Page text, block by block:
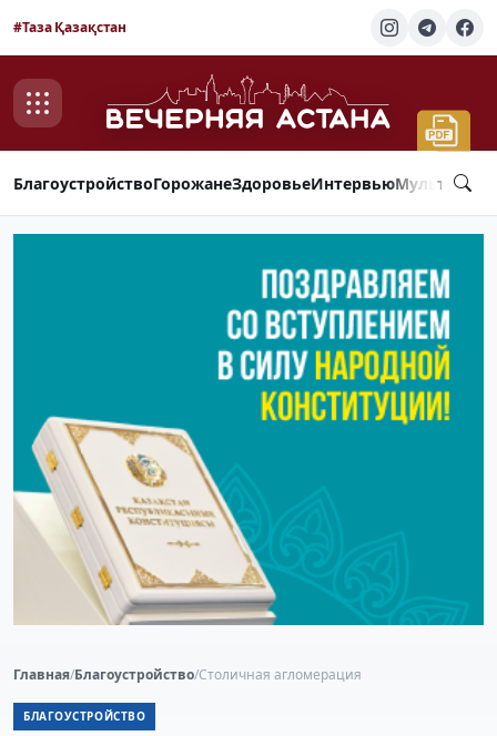
#Таза Қазақстан
БлагоустройствоГорожанеЗдоровьеИнтервью
Главная/Благоустройство/Столичная агломерация
БЛАГОУСТРОЙСТВО